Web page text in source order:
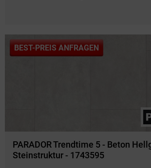
BEST-PREIS ANFRAGEN
PARADOR Trendtime 5 - Beton
Steinstruktur - 1743595